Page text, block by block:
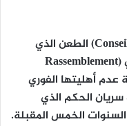
الطعن الذي
التجمع الوطني (Rassemblement
عدم أهليتها الفوري
الحكم الذي
الخمس المقبلة.